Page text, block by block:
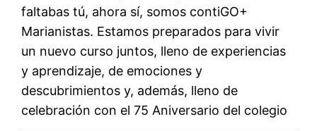
faltabas tú, ahora sí, somos contiGO+
Marianistas. Estamos preparados para vivir
un nuevo curso juntos, lleno de experiencias
y aprendizaje, de emociones y
descubrimientos y, además, lleno de
celebración con el 75 Aniversario del colegio